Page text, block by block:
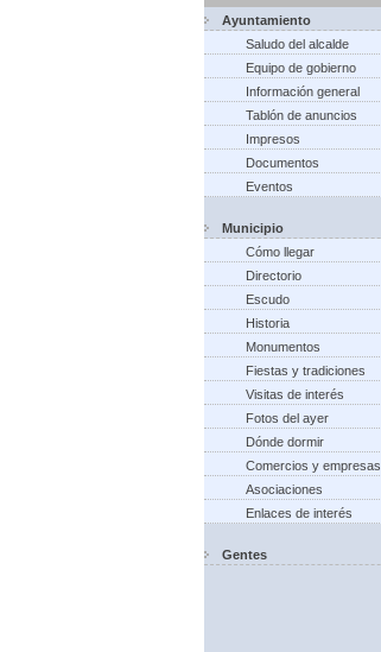
Ayuntamiento
Saludo del alcalde
Equipo de gobierno
Información general
Tablón de anuncios
Impresos
Documentos
Eventos
Municipio
Cómo llegar
Directorio
Escudo
Historia
Monumentos
Fiestas y tradiciones
Visitas de interés
Fotos del ayer
Dónde dormir
Comercios y empresas
Asociaciones
Enlaces de interés
Gentes